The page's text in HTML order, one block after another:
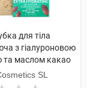
для тіла
з гіалуроновою
та маслом какао
SL